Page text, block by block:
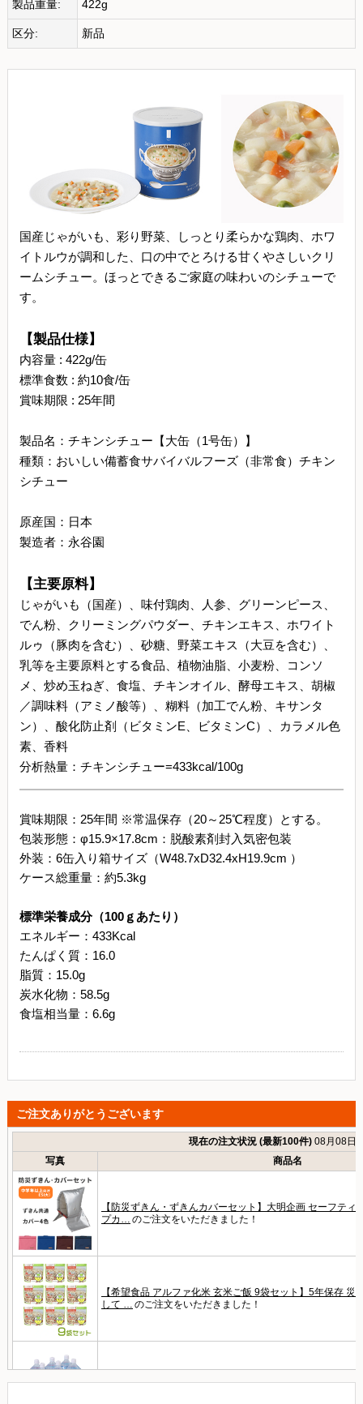
製品重量: 422g
区分: 新品
国産じゃがいも、彩り野菜、しっとり柔らかな鶏肉、ホワ
イトルウが調和した、口の中でとろける甘くやさしいクリ
ームシチュー。ほっとできるご家庭の味わいのシチューで
す。
【製品仕様】
内容量 : 422g/缶
標準食数 : 約10食/缶
賞味期限 : 25年間
製品名：チキンシチュー【大缶（1号缶）】
種類：おいしい備蓄食サバイバルフーズ（非常食）チキン
シチュー
原産国：日本
製造者：永谷園
【主要原料】
じゃがいも（国産）、味付鶏肉、人参、グリーンピース、
でん粉、クリーミングパウダー、チキンエキス、ホワイト
ルゥ（豚肉を含む）、砂糖、野菜エキス（大豆を含む）、
乳等を主要原料とする食品、植物油脂、小麦粉、コンソ
メ、炒め玉ねぎ、食塩、チキンオイル、酵母エキス、胡椒
／調味料（アミノ酸等）、糊料（加工でん粉、キサンタ
ン）、酸化防止剤（ビタミンE、ビタミンC）、カラメル色
素、香料
分析熱量：チキンシチュー=433kcal/100g
賞味期限：25年間 ※常温保存（20～25℃程度）とする。
包装形態：φ15.9×17.8cm：脱酸素剤封入気密包装
外装：6缶入り箱サイズ（W48.7xD32.4xH19.9cm ）
ケース総重量：約5.3kg
標準栄養成分（100ｇあたり）
エネルギー：433Kcal
たんぱく質：16.0
脂質：15.0g
炭水化物：58.5g
食塩相当量：6.6g
ご注文ありがとうございます